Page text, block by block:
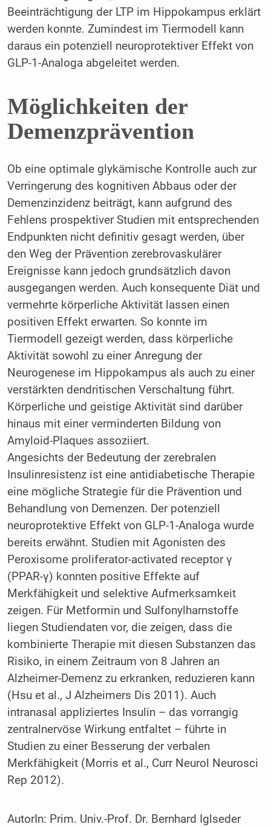
Beeinträchtigung der LTP im Hippokampus erklärt
werden konnte. Zumindest im Tiermodell kann
daraus ein potenziell neuroprotektiver Effekt von
GLP-1-Analoga abgeleitet werden.
Möglichkeiten der
Demenzprävention
Ob eine optimale glykämische Kontrolle auch zur
Verringerung des kognitiven Abbaus oder der
Demenzinzidenz beiträgt, kann aufgrund des
Fehlens prospektiver Studien mit entsprechenden
Endpunkten nicht definitiv gesagt werden, über
den Weg der Prävention zerebrovaskulärer
Ereignisse kann jedoch grundsätzlich davon
ausgegangen werden. Auch konsequente Diät und
vermehrte körperliche Aktivität lassen einen
positiven Effekt erwarten. So konnte im
Tiermodell gezeigt werden, dass körperliche
Aktivität sowohl zu einer Anregung der
Neurogenese im Hippokampus als auch zu einer
verstärkten dendritischen Verschaltung führt.
Körperliche und geistige Aktivität sind darüber
hinaus mit einer verminderten Bildung von
Amyloid-Plaques assoziiert.
Angesichts der Bedeutung der zerebralen
Insulinresistenz ist eine antidiabetische Therapie
eine mögliche Strategie für die Prävention und
Behandlung von Demenzen. Der potenziell
neuroprotektive Effekt von GLP-1-Analoga wurde
bereits erwähnt. Studien mit Agonisten des
Peroxisome proliferator-activated receptor γ
(PPAR-γ) konnten positive Effekte auf
Merkfähigkeit und selektive Aufmerksamkeit
zeigen. Für Metformin und Sulfonylharnstoffe
liegen Studiendaten vor, die zeigen, dass die
kombinierte Therapie mit diesen Substanzen das
Risiko, in einem Zeitraum von 8 Jahren an
Alzheimer-Demenz zu erkranken, reduzieren kann
(Hsu et al., J Alzheimers Dis 2011). Auch
intranasal appliziertes Insulin – das vorrangig
zentralnervöse Wirkung entfaltet – führte in
Studien zu einer Besserung der verbalen
Merkfähigkeit (Morris et al., Curr Neurol Neurosci
Rep 2012).
AutorIn: Prim. Univ.-Prof. Dr. Bernhard Iglseder